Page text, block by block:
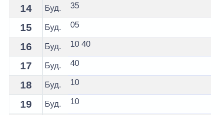
14 Буд. 35
15 Буд. 05
16 Буд. 10 40
17 Буд. 40
18 Буд. 10
19 Буд. 10